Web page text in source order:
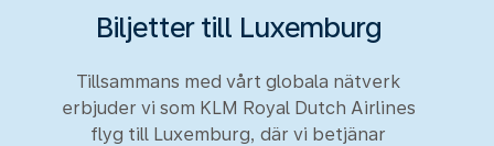
Biljetter till Luxemburg
Tillsammans med vårt globala nätverk
erbjuder vi som KLM Royal Dutch Airlines
flyg till Luxemburg, där vi betjänar